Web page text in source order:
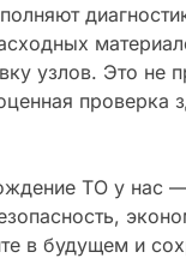
узлов. Это не
проверка
ТО у нас
в будущем и